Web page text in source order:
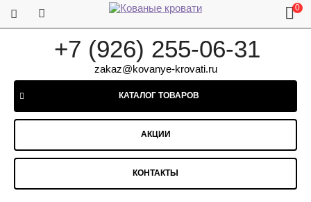
+7 (926) 255-06-31
zakaz@kovanye-krovati.ru
0
КАТАЛОГ ТОВАРОВ
АКЦИИ
КОНТАКТЫ